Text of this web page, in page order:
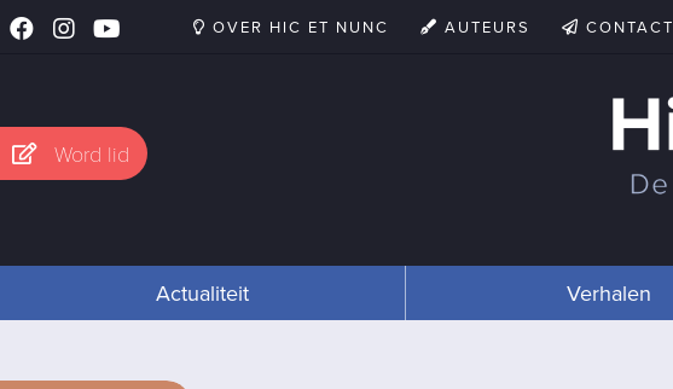
OVER HIC ET NUNC AUTEURS CONTACT
Word lid
Actualiteit Verhalen